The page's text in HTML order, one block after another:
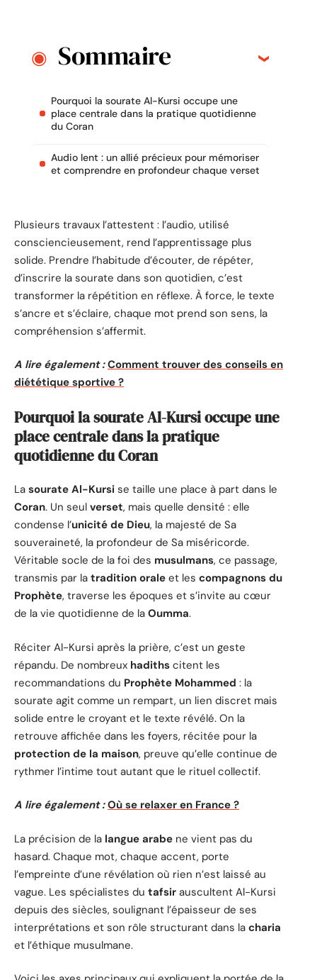
Sommaire
Pourquoi la sourate Al-Kursi occupe une
place centrale dans la pratique quotidienne
du Coran
Audio lent : un allié précieux pour mémoriser
et comprendre en profondeur chaque verset
Plusieurs travaux l’attestent : l’audio, utilisé
consciencieusement, rend l’apprentissage plus
solide. Prendre l’habitude d’écouter, de répéter,
d’inscrire la sourate dans son quotidien, c’est
transformer la répétition en réflexe. À force, le texte
s’ancre et s’éclaire, chaque mot prend son sens, la
compréhension s’affermit.
A lire également : Comment trouver des conseils en
diététique sportive ?
Pourquoi la sourate Al-Kursi occupe une
place centrale dans la pratique
quotidienne du Coran
La sourate Al-Kursi se taille une place à part dans le
Coran. Un seul verset, mais quelle densité : elle
condense l’unicité de Dieu, la majesté de Sa
souveraineté, la profondeur de Sa miséricorde.
Véritable socle de la foi des musulmans, ce passage,
transmis par la tradition orale et les compagnons du
Prophète, traverse les époques et s’invite au cœur
de la vie quotidienne de la Oumma.
Réciter Al-Kursi après la prière, c’est un geste
répandu. De nombreux hadiths citent les
recommandations du Prophète Mohammed : la
sourate agit comme un rempart, un lien discret mais
solide entre le croyant et le texte révélé. On la
retrouve affichée dans les foyers, récitée pour la
protection de la maison, preuve qu’elle continue de
rythmer l’intime tout autant que le rituel collectif.
A lire également : Où se relaxer en France ?
La précision de la langue arabe ne vient pas du
hasard. Chaque mot, chaque accent, porte
l’empreinte d’une révélation où rien n’est laissé au
vague. Les spécialistes du tafsir auscultent Al-Kursi
depuis des siècles, soulignant l’épaisseur de ses
interprétations et son rôle structurant dans la charia
et l’éthique musulmane.